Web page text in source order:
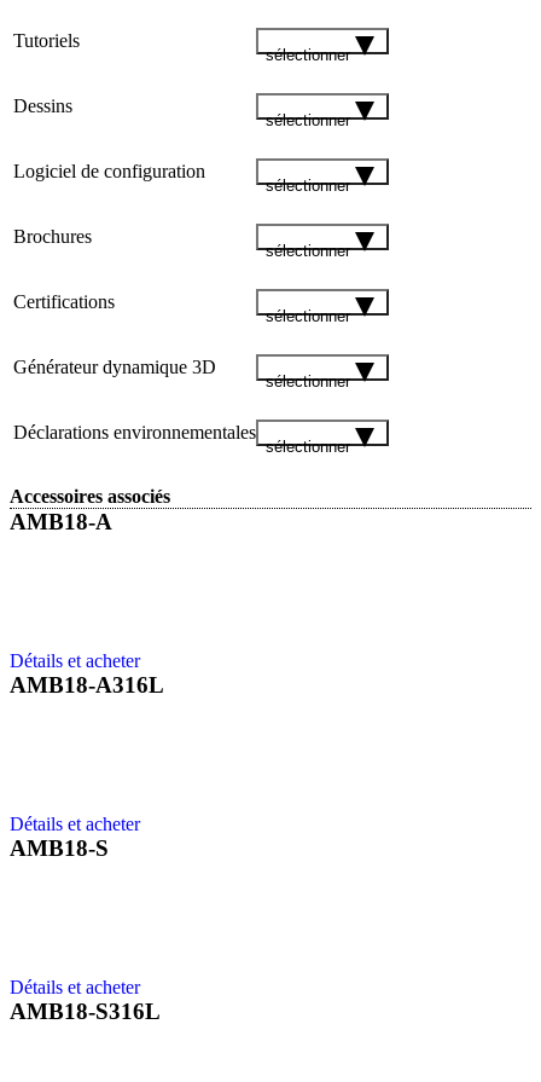
Tutoriels
sélectionner
Dessins
sélectionner
Logiciel de configuration
sélectionner
Brochures
sélectionner
Certifications
sélectionner
Générateur dynamique 3D
sélectionner
Déclarations environnementales
sélectionner
Accessoires associés
AMB18-A
Détails et acheter
AMB18-A316L
Détails et acheter
AMB18-S
Détails et acheter
AMB18-S316L